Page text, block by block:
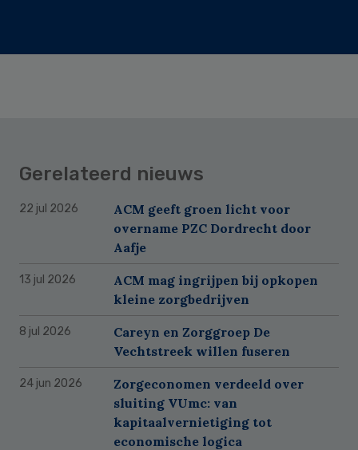
Gerelateerd nieuws
22 jul 2026
ACM geeft groen licht voor
overname PZC Dordrecht door
Aafje
13 jul 2026
ACM mag ingrijpen bij opkopen
kleine zorgbedrijven
8 jul 2026
Careyn en Zorggroep De
Vechtstreek willen fuseren
24 jun 2026
Zorgeconomen verdeeld over
sluiting VUmc: van
kapitaalvernietiging tot
economische logica